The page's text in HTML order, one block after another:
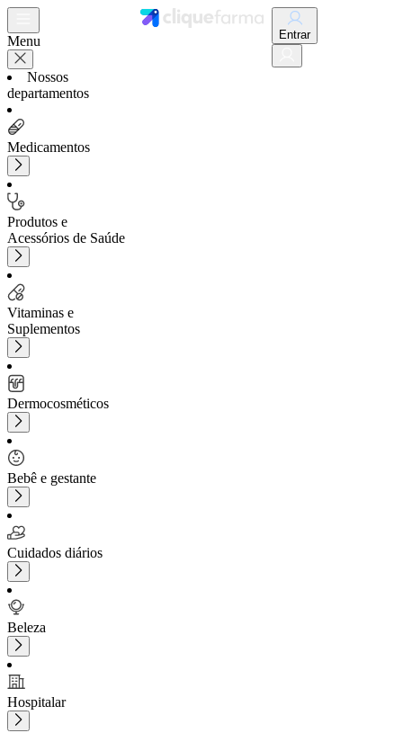
Menu
Nossos
departamentos
Medicamentos
Produtos e
Acessórios de Saúde
Vitaminas e
Suplementos
Dermocosméticos
Bebê e gestante
Cuidados diários
Beleza
Hospitalar
Entrar